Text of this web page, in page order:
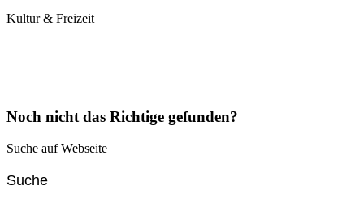
Kultur & Freizeit
Noch nicht das Richtige gefunden?
Suche auf Webseite